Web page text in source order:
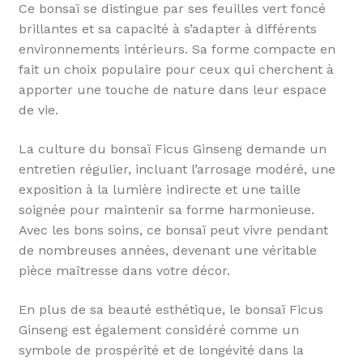
Ce bonsaï se distingue par ses feuilles vert foncé
brillantes et sa capacité à s’adapter à différents
environnements intérieurs. Sa forme compacte en
fait un choix populaire pour ceux qui cherchent à
apporter une touche de nature dans leur espace
de vie.
La culture du bonsaï Ficus Ginseng demande un
entretien régulier, incluant l’arrosage modéré, une
exposition à la lumière indirecte et une taille
soignée pour maintenir sa forme harmonieuse.
Avec les bons soins, ce bonsaï peut vivre pendant
de nombreuses années, devenant une véritable
pièce maîtresse dans votre décor.
En plus de sa beauté esthétique, le bonsaï Ficus
Ginseng est également considéré comme un
symbole de prospérité et de longévité dans la